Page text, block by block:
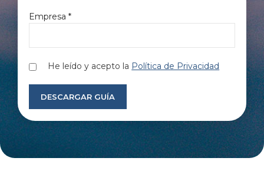
Empresa *
He leído y acepto la Política de Privacidad